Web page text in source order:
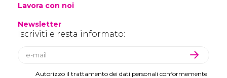
Lavora con noi
Newsletter
Iscriviti e resta informato:
Autorizzo il trattamento dei dati personali conformemente